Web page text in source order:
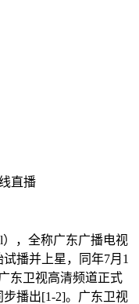
），全称广东广播电视
播并上星，同年7月1
东卫视高清频道正式
步播出[1-2]。广东卫视